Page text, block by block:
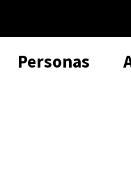
Personas